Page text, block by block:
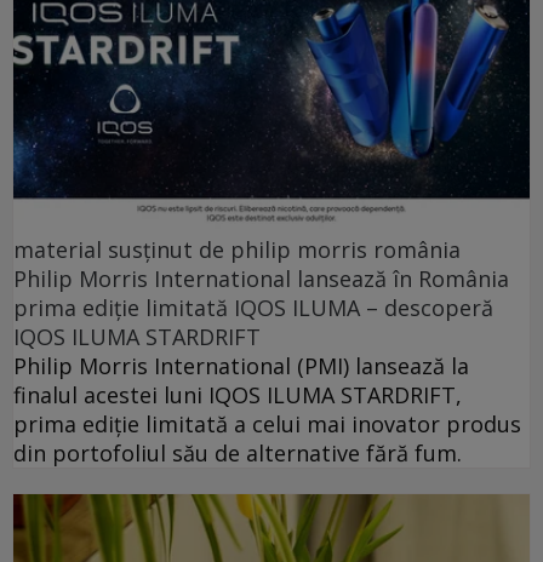
material susținut de philip morris românia
Philip Morris International lansează în România
prima ediție limitată IQOS ILUMA – descoperă
IQOS ILUMA STARDRIFT
Philip Morris International (PMI) lansează la
finalul acestei luni IQOS ILUMA STARDRIFT,
prima ediție limitată a celui mai inovator produs
din portofoliul său de alternative fără fum.